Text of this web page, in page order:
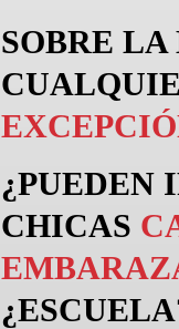
SOBRE LA
¿PUEDEN
CHICAS